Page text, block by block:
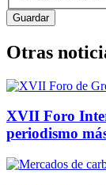
Otras
XVII Foro
periodismo